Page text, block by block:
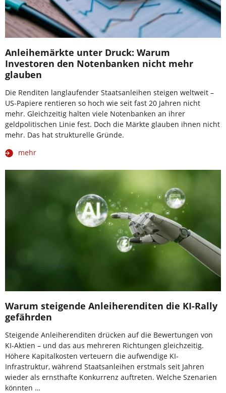
Warum steigende Anleiherenditen die KI-Rally
gefährden
Steigende Anleiherenditen drücken auf die Bewertungen von
KI-Aktien – und das aus mehreren Richtungen gleichzeitig.
Höhere Kapitalkosten verteuern die aufwendige KI-
Infrastruktur, während Staatsanleihen erstmals seit Jahren
wieder als ernsthafte Konkurrenz auftreten. Welche Szenarien
könnten …
Anleihemärkte unter Druck: Warum
Investoren den Notenbanken nicht mehr
glauben
Die Renditen langlaufender Staatsanleihen steigen weltweit –
US-Papiere rentieren so hoch wie seit fast 20 Jahren nicht
mehr. Gleichzeitig halten viele Notenbanken an ihrer
geldpolitischen Linie fest. Doch die Märkte glauben ihnen nicht
mehr. Das hat strukturelle Gründe.
mehr